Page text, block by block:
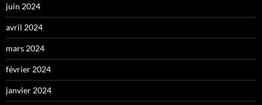
juin 2024
avril 2024
mars 2024
février 2024
janvier 2024